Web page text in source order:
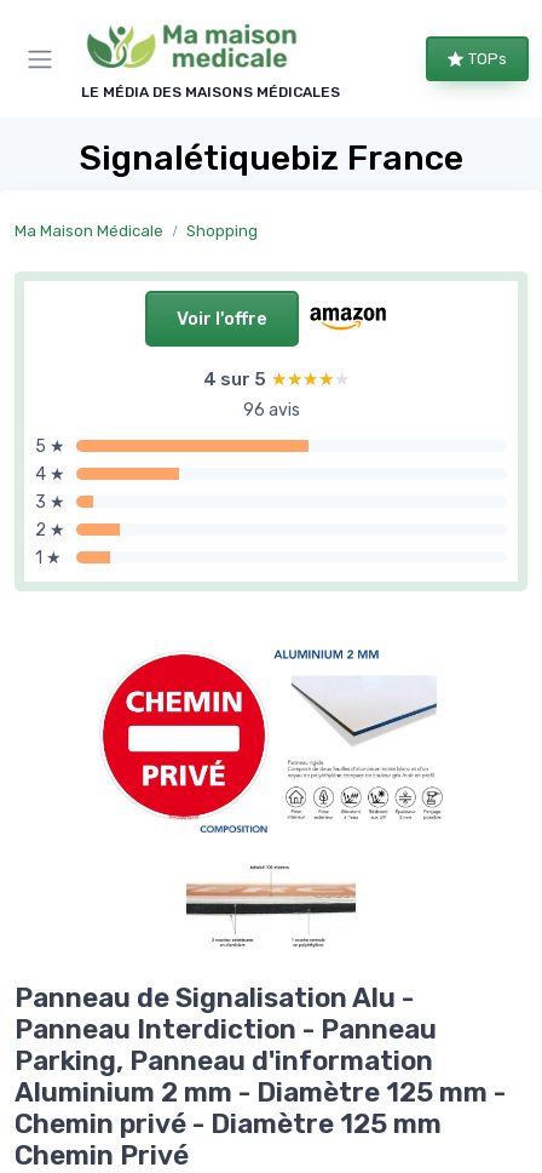
LE MÉDIA DES MAISONS MÉDICALES
TOPs
Signalétiquebiz France
Ma Maison Médicale Shopping
Voir l'offre
4 sur 5 ★★★★★
★★★★★
96 avis
5 ★
4 ★
3 ★
2 ★
1 ★
Panneau de Signalisation Alu -
Panneau Interdiction - Panneau
Parking, Panneau d'information
Aluminium 2 mm - Diamètre 125 mm -
Chemin privé - Diamètre 125 mm
Chemin Privé